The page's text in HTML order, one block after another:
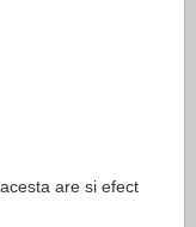
are si efect